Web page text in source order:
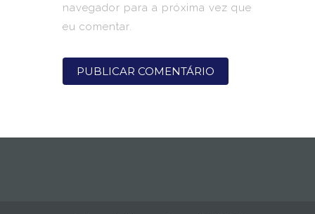
navegador para a próxima vez que
eu comentar.